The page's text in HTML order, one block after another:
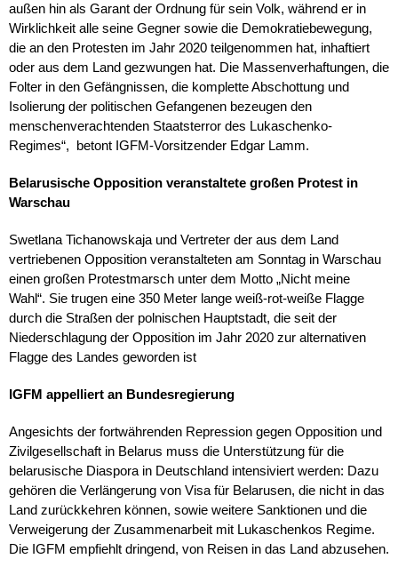
außen hin als Garant der Ordnung für sein Volk, während er in
Wirklichkeit alle seine Gegner sowie die Demokratiebewegung,
die an den Protesten im Jahr 2020 teilgenommen hat, inhaftiert
oder aus dem Land gezwungen hat. Die Massenverhaftungen, die
Folter in den Gefängnissen, die komplette Abschottung und
Isolierung der politischen Gefangenen bezeugen den
menschenverachtenden Staatsterror des Lukaschenko-
Regimes“, betont IGFM-Vorsitzender Edgar Lamm.
Belarusische Opposition veranstaltete großen Protest in
Warschau
Swetlana Tichanowskaja und Vertreter der aus dem Land
vertriebenen Opposition veranstalteten am Sonntag in Warschau
einen großen Protestmarsch unter dem Motto „Nicht meine
Wahl“. Sie trugen eine 350 Meter lange weiß-rot-weiße Flagge
durch die Straßen der polnischen Hauptstadt, die seit der
Niederschlagung der Opposition im Jahr 2020 zur alternativen
Flagge des Landes geworden ist
IGFM appelliert an Bundesregierung
Angesichts der fortwährenden Repression gegen Opposition und
Zivilgesellschaft in Belarus muss die Unterstützung für die
belarusische Diaspora in Deutschland intensiviert werden: Dazu
gehören die Verlängerung von Visa für Belarusen, die nicht in das
Land zurückkehren können, sowie weitere Sanktionen und die
Verweigerung der Zusammenarbeit mit Lukaschenkos Regime.
Die IGFM empfiehlt dringend, von Reisen in das Land abzusehen.